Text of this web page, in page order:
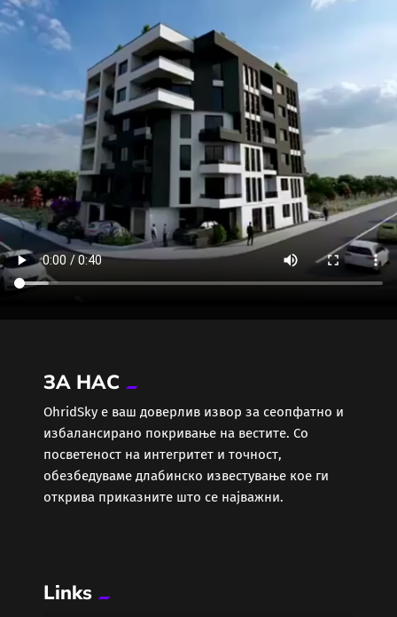
ЗА НАС
ОhridSky е ваш доверлив извор за сеопфатно и
избалансирано покривање на вестите. Со
посветеност на интегритет и точност,
обезбедуваме длабинско известување кое ги
открива приказните што се најважни.
Links